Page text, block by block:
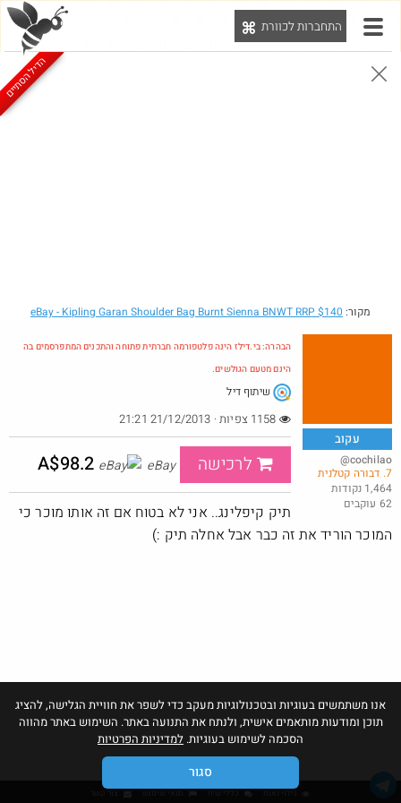
התחברות לכוורת
הבהרה: בי.דילז הינה פלטפורמה חברתית פתוחה והתכנים המתפרסמים בה הינם מטעם הגולשים.
Shodan 5$ Lifetime למהירים
$5.0
2 · 5 · 398
אנו משתמשים בעוגיות ובטכנולוגיות מעקב כדי לשפר את חוויית הגלישה, להציג
תוכן ומודעות מותאמים אישית, ולנתח את התנועה באתר. השימוש באתר מהווה
הסכמה לשימוש בעוגיות. למדיניות הפרטיות
סגור
הדיל הסתיים
מקור: eBay- Kipling Garan Shoulder Bag Burnt Sienna BNWT RRP $140
עקוב
@cochilao
7. דבורה קטלנית
1,464 נקודות
62 עוקבים
הבהרה: בי.דילז הינה פלטפורמה חברתית פתוחה והתכנים המתפרסמים בה
הינם מטעם הגולשים.
שיתוף דיל
לרכישה A$98.2 eBay
תיק קיפלינג.. אני לא בטוח אם זה אותו מוכר כי
המוכר הוריד את זה כבר אבל אחלה תיק :)